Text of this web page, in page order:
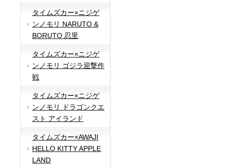
タイムズカー×ニジゲ
ンノモリ NARUTO &
BORUTO 忍里
タイムズカー×ニジゲ
ンノモリ ゴジラ迎撃作
戦
タイムズカー×ニジゲ
ンノモリ ドラゴンクエ
スト アイランド
タイムズカー×AWAJI
HELLO KITTY APPLE
LAND